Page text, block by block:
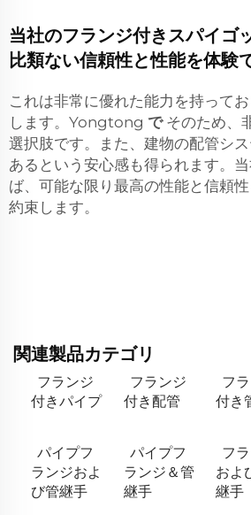
当社のフランジ付きスパイゴ
比類ない信頼性と性能を体験
これは非常に優れた能力を持って
します。Yongtong で そのため、
選択肢です。また、建物の配管シ
あるという安心感も得られます。
ば、可能な限り最高の性能と信頼
約束します。
関連製品カテゴリ
フランジ
付きパイプ
フランジ
付き配管
フ
付き
パイプフ
ランジおよ
び管継手
パイプフ
ランジ＆管
継手
フ
およ
継手